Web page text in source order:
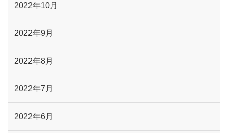
2022年10月
2022年9月
2022年8月
2022年7月
2022年6月